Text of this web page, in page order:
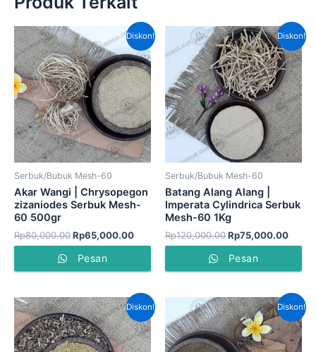
Diskon!
Serbuk/Bubuk Mesh-60
Akar Wangi | Chrysopegon
zizaniodes Serbuk Mesh-
60 500gr
Rp80,000.00
Harga
aslinya
adalah:
Rp80,000.00.
Rp65,000.00
Harga
saat
ini
adalah:
Rp65,000.00.
Pesan
Diskon!
Serbuk/Bubuk Mesh-60
Batang Alang Alang |
Imperata Cylindrica Serbuk
Mesh-60 1Kg
Rp120,000.00
Harga
aslinya
adalah:
Rp120,000.00.
Rp75,000.00
Harga
saat
ini
Pesan
Diskon!
Harga
aslinya
adalah:
Rp60,000.00.
Harga
saat
ini
adalah:
Rp45,000.00.
Diskon!
Harga
aslinya
adalah:
Rp40,000.00.
Harga
saat
ini